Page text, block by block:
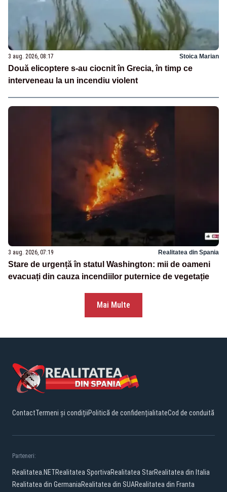
3 aug. 2026, 08:17 Stoica Marian
Două elicoptere s-au ciocnit în Grecia, în timp ce
interveneau la un incendiu violent
3 aug. 2026, 07:19 Realitatea din Spania
Stare de urgență în statul Washington: mii de oameni
evacuați din cauza incendiilor puternice de vegetație
Mai Multe
ContactTermeni și condițiiPolitică de confidențialitateCod de conduită
Parteneri:
Realitatea.NETRealitatea SportivaRealitatea StarRealitatea din Italia
Realitatea din GermaniaRealitatea din SUARealitatea din Franta